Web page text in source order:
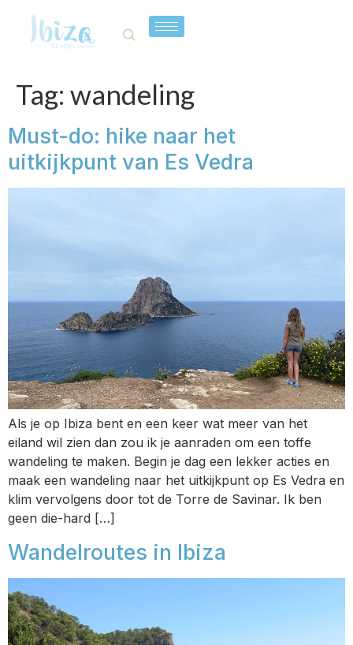
Tag: wandeling
Must-do: hike naar het
uitkijkpunt van Es Vedra
Als je op Ibiza bent en een keer wat meer van het
eiland wil zien dan zou ik je aanraden om een toffe
wandeling te maken. Begin je dag een lekker acties en
maak een wandeling naar het uitkijkpunt op Es Vedra en
klim vervolgens door tot de Torre de Savinar. Ik ben
geen die-hard […]
Wandelroutes in Ibiza